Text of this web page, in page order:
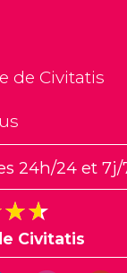
de Civitatis
24h/24 et 7j/
Civitatis